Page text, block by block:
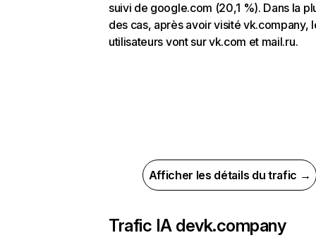
suivi de google.com (20,1 %). Dans la
des cas, après avoir visité vk.company,
utilisateurs vont sur vk.com et mail.ru.
Afficher les détails du trafic →
Trafic IA devk.company